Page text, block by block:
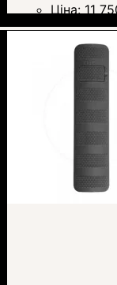
Ціна: 11